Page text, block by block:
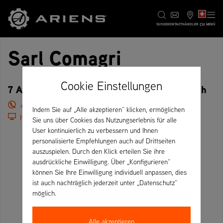
SUCHEKONTAKTHÄNDLER CH MENÜ
Sarl Comagri
7 Av. de Lacapelette, 47550 Boé – Frankreich
+33 5 53 96 46 13
https://comai.fr/
Cookie Einstellungen
Indem Sie auf „Alle akzeptieren“ klicken, ermöglichen
Sie uns über Cookies das Nutzungserlebnis für alle
User kontinuierlich zu verbessern und Ihnen
personalisierte Empfehlungen auch auf Drittseiten
auszuspielen. Durch den Klick erteilen Sie ihre
ausdrückliche Einwilligung. Über „Konfigurieren“
können Sie Ihre Einwilligung individuell anpassen, dies
ist auch nachträglich jederzeit unter „Datenschutz“
möglich.